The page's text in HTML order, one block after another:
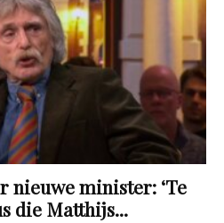
nieuwe minister: ‘Te
die Matthijs...